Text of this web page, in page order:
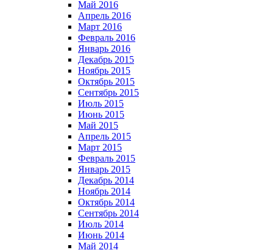
Май 2016
Апрель 2016
Март 2016
Февраль 2016
Январь 2016
Декабрь 2015
Ноябрь 2015
Октябрь 2015
Сентябрь 2015
Июль 2015
Июнь 2015
Май 2015
Апрель 2015
Март 2015
Февраль 2015
Январь 2015
Декабрь 2014
Ноябрь 2014
Октябрь 2014
Сентябрь 2014
Июль 2014
Июнь 2014
Май 2014